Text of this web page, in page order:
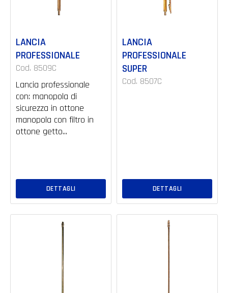
LANCIA
PROFESSIONALE
Cod. 8509C
Lancia professionale
con: manopola di
sicurezza in ottone
manopola con filtro in
ottone getto...
DETTAGLI
LANCIA
PROFESSIONALE
SUPER
Cod. 8507C
DETTAGLI